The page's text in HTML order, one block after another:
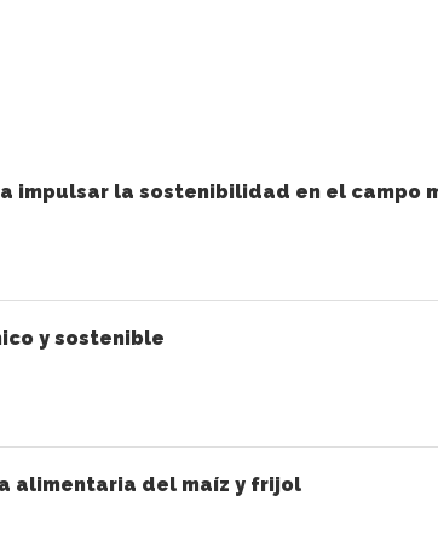
impulsar la sostenibilidad en el campo
y sostenible
alimentaria del maíz y frijol